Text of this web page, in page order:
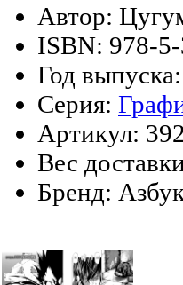
Автор:
ISBN: 978-
Год
Серия:
Артикул:
Вес
Бренд: